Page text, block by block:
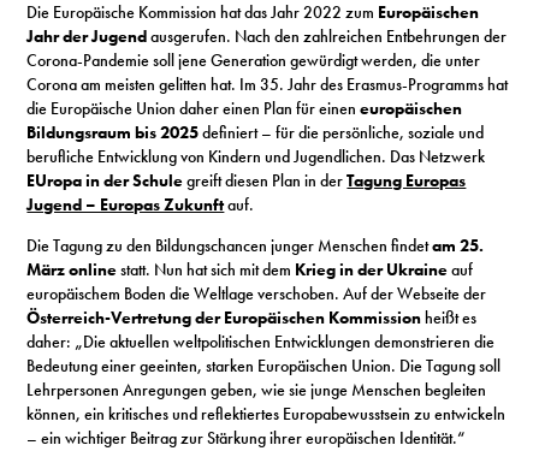
Die Europäische Kommission hat das Jahr 2022 zum Europäischen
Jahr der Jugendausgerufen. Nach den zahlreichen Entbehrungen der
Corona-Pandemie soll jene Generation gewürdigt werden, die unter
Corona am meisten gelitten hat. Im 35. Jahr des Erasmus-Programms hat
die Europäische Union daher einen Plan für eineneuropäischen
Bildungsraum bis 2025definiert – für die persönliche, soziale und
berufliche Entwicklung von Kindern und Jugendlichen. Das Netzwerk
EUropa in der Schulegreift diesen Plan in derTagung Europas
Jugend – Europas Zukunftauf.
Die Tagung zu den Bildungschancen junger Menschen findetam 25.
März onlinestatt. Nun hat sich mit dem Krieg in der Ukraineauf
europäischem Boden die Weltlage verschoben. Auf der Webseite der
Österreich-Vertretung der Europäischen Kommission heißt es
daher: „Die aktuellen weltpolitischen Entwicklungen demonstrieren die
Bedeutung einer geeinten, starken Europäischen Union. Die Tagung soll
Lehrpersonen Anregungen geben, wie sie junge Menschen begleiten
können, ein kritisches und reflektiertes Europabewusstsein zu entwickeln
– ein wichtiger Beitrag zur Stärkung ihrer europäischen Identität.“